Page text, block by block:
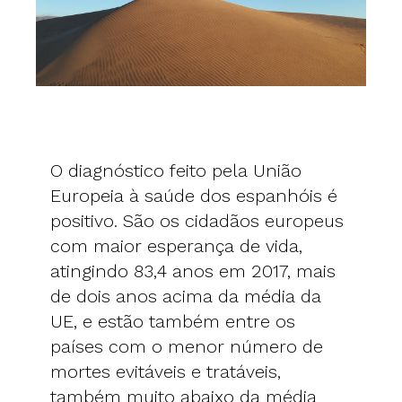
O diagnóstico feito pela União
Europeia à saúde dos espanhóis é
positivo. São os cidadãos europeus
com maior esperança de vida,
atingindo 83,4 anos em 2017, mais
de dois anos acima da média da
UE, e estão também entre os
países com o menor número de
mortes evitáveis e tratáveis,
também muito abaixo da média